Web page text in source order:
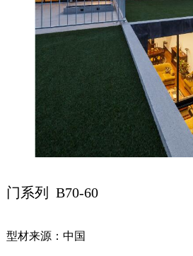
门系列 B70-60
型材来源：中国